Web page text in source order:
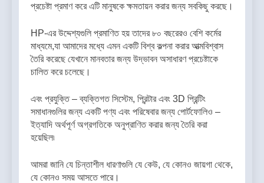
প্রচেষ্টা প্রমাণ করে এটি মানুষকে ক্ষমতায়ন করার জন্য সবকিছু করছে।
HP-এর উদ্দেশ্যগুলি প্রমাণিত হয় তাদের ৮০ বছরেরও বেশি কর্মের
মাধ্যমে,যা আমাদের মধ্যে এমন একটি বিশ্ব কল্পনা করার আত্মবিশ্বাস
তৈরি করেছে যেখানে মানবতার জন্য উদ্ভাবন অসাধারণ প্রচেষ্টাকে
চালিত করে চলেছে।
এবং প্রযুক্তি – ব্যক্তিগত সিস্টেম, প্রিন্টার এবং 3D প্রিন্টিং
সমাধানগুলির জন্য একটি পণ্য এবং পরিষেবার জন্য পোর্টফোলিও –
ইত্যাদি অর্থপূর্ণ অগ্রগতিকে অনুপ্রাণিত করার জন্য তৈরি করা
হয়েছিল৷
আমরা জানি যে চিন্তাশীল ধারণাগুলি যে কেউ, যে কোনও জায়গা থেকে,
যে কোনও সময় আসতে পারে।